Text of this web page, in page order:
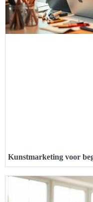
Kunstmarketing voor